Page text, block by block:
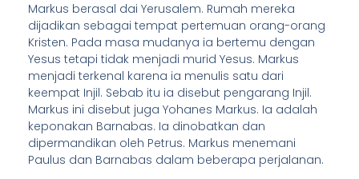
Markus berasal dai Yerusalem. Rumah mereka
dijadikan sebagai tempat pertemuan orang-orang
Kristen. Pada masa mudanya ia bertemu dengan
Yesus tetapi tidak menjadi murid Yesus. Markus
menjadi terkenal karena ia menulis satu dari
keempat Injil. Sebab itu ia disebut pengarang Injil.
Markus ini disebut juga Yohanes Markus. Ia adalah
keponakan Barnabas. Ia dinobatkan dan
dipermandikan oleh Petrus. Markus menemani
Paulus dan Barnabas dalam beberapa perjalanan.